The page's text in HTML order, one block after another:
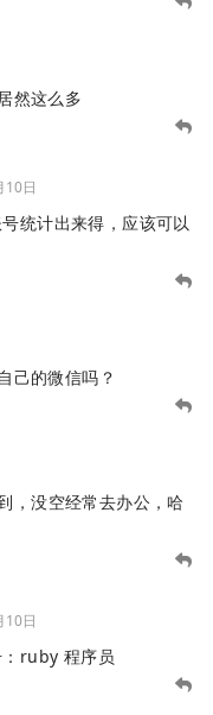
然这么多
10日
统计出来得，应该可以
己的微信吗？
，没空经常去办公，哈
10日
ruby 程序员